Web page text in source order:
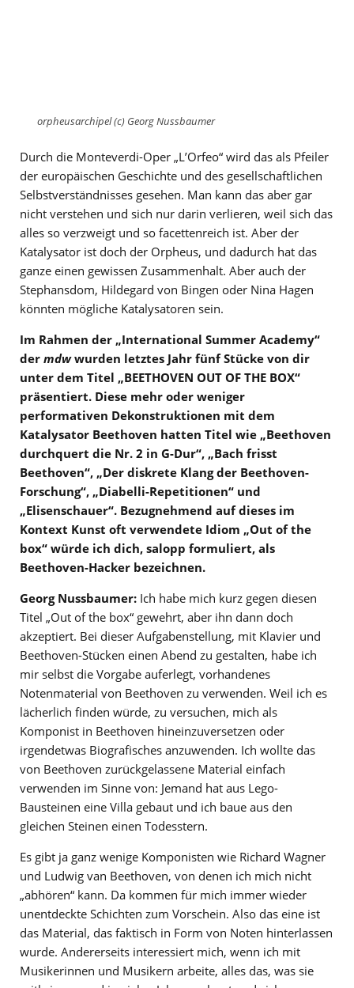
orpheusarchipel (c) Georg Nussbaumer
Durch die Monteverdi-Oper „L’Orfeo“ wird das als Pfeiler
der europäischen Geschichte und des gesellschaftlichen
Selbstverständnisses gesehen. Man kann das aber gar
nicht verstehen und sich nur darin verlieren, weil sich das
alles so verzweigt und so facettenreich ist. Aber der
Katalysator ist doch der Orpheus, und dadurch hat das
ganze einen gewissen Zusammenhalt. Aber auch der
Stephansdom, Hildegard von Bingen oder Nina Hagen
könnten mögliche Katalysatoren sein.
Im Rahmen der „International Summer Academy“
der mdwwurden letztes Jahr fünf Stücke von dir
unter dem Titel „BEETHOVEN OUT OF THE BOX“
präsentiert. Diese mehr oder weniger
performativen Dekonstruktionen mit dem
Katalysator Beethoven hatten Titel wie „Beethoven
durchquert die Nr. 2 in G-Dur“, „Bach frisst
Beethoven“, „Der diskrete Klang der Beethoven-
Forschung“, „Diabelli-Repetitionen“ und
„Elisenschauer“. Bezugnehmend auf dieses im
Kontext Kunst oft verwendete Idiom „Out of the
box“ würde ich dich, salopp formuliert, als
Beethoven-Hacker bezeichnen.
Georg Nussbaumer: Ich habe mich kurz gegen diesen
Titel „Out of the box“ gewehrt, aber ihn dann doch
akzeptiert. Bei dieser Aufgabenstellung, mit Klavier und
Beethoven-Stücken einen Abend zu gestalten, habe ich
mir selbst die Vorgabe auferlegt, vorhandenes
Notenmaterial von Beethoven zu verwenden. Weil ich es
lächerlich finden würde, zu versuchen, mich als
Komponist in Beethoven hineinzuversetzen oder
irgendetwas Biografisches anzuwenden. Ich wollte das
von Beethoven zurückgelassene Material einfach
verwenden im Sinne von: Jemand hat aus Lego-
Bausteinen eine Villa gebaut und ich baue aus den
gleichen Steinen einen Todesstern.
Es gibt ja ganz wenige Komponisten wie Richard Wagner
und Ludwig van Beethoven, von denen ich mich nicht
„abhören“ kann. Da kommen für mich immer wieder
unentdeckte Schichten zum Vorschein. Also das eine ist
das Material, das faktisch in Form von Noten hinterlassen
wurde. Andererseits interessiert mich, wenn ich mit
Musikerinnen und Musikern arbeite, alles das, was sie